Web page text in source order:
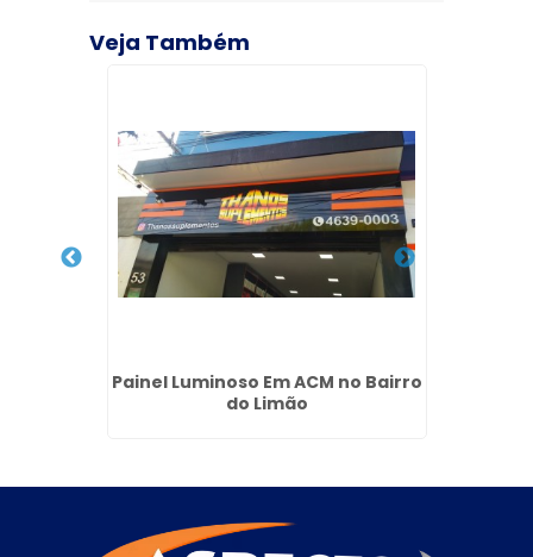
Veja Também
Painel Luminoso Em ACM no Bairro
do Limão